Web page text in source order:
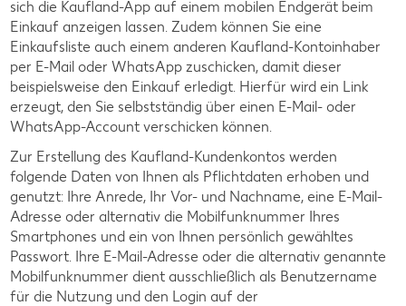
sich die Kaufland-App auf einem mobilen Endgerät beim
Einkauf anzeigen lassen. Zudem können Sie eine
Einkaufsliste auch einem anderen Kaufland-Kontoinhaber
per E-Mail oder WhatsApp zuschicken, damit dieser
beispielsweise den Einkauf erledigt. Hierfür wird ein Link
erzeugt, den Sie selbstständig über einen E-Mail- oder
WhatsApp-Account verschicken können.
Zur Erstellung des Kaufland-Kundenkontos werden
folgende Daten von Ihnen als Pflichtdaten erhoben und
genutzt: Ihre Anrede, Ihr Vor- und Nachname, eine E-Mail-
Adresse oder alternativ die Mobilfunknummer Ihres
Smartphones und ein von Ihnen persönlich gewähltes
Passwort. Ihre E-Mail-Adresse oder die alternativ genannte
Mobilfunknummer dient ausschließlich als Benutzername
für die Nutzung und den Login auf der